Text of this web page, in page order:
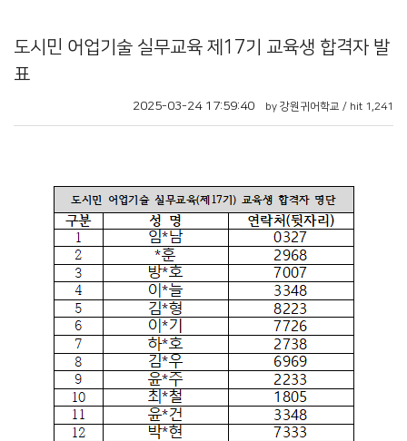
도시민 어업기술 실무교육 제17기 교육생 합격자 발
표
2025-03-24 17:59:40 by 강원귀어학교 / hit 1,241